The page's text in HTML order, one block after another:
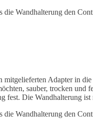
Wandhalterung den
Adapter in
sauber, trocken
fest. Die Wandhalterung ist
Wandhalterung den